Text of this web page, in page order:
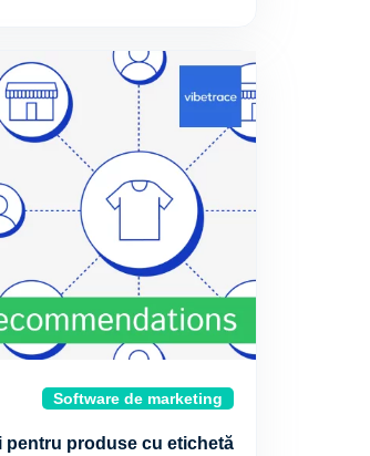
Software de marketing
pentru produse cu etichetă